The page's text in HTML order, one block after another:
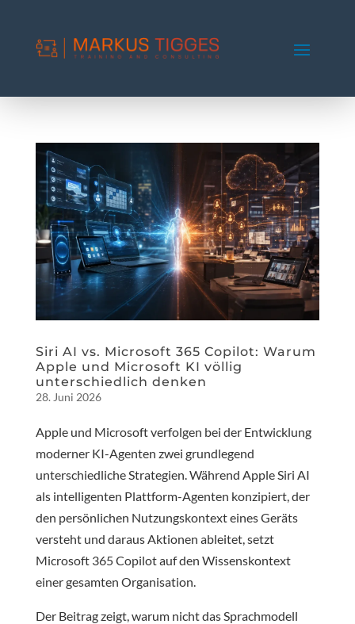
Siri AI vs. Microsoft 365 Copilot: Warum
Apple und Microsoft KI völlig
unterschiedlich denken
28. Juni 2026
Apple und Microsoft verfolgen bei der Entwicklung
moderner KI-Agenten zwei grundlegend
unterschiedliche Strategien. Während Apple Siri AI
als intelligenten Plattform-Agenten konzipiert, der
den persönlichen Nutzungskontext eines Geräts
versteht und daraus Aktionen ableitet, setzt
Microsoft 365 Copilot auf den Wissenskontext
einer gesamten Organisation.
Der Beitrag zeigt, warum nicht das Sprachmodell